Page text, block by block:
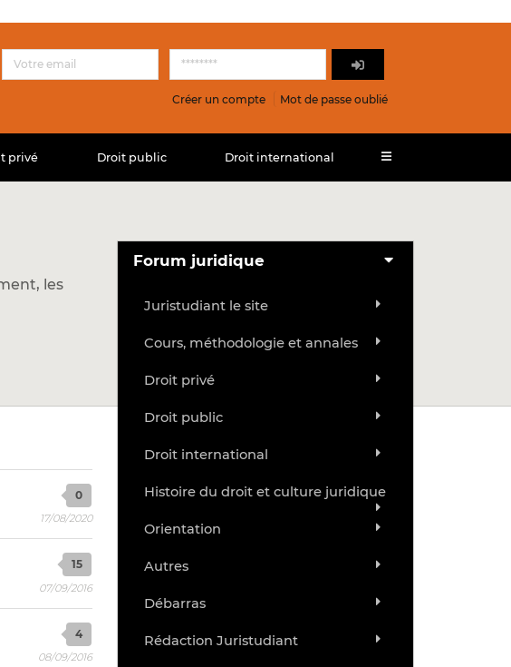
Créer un compte Mot de passe oublié
privé Droit public Droit international
les
0
17/08/2020
15
07/09/2016
4
08/09/2016
Forum juridique
Juristudiant le site
Cours, méthodologie et annales
Droit privé
Droit public
Droit international
Histoire du droit et culture juridique
Orientation
Autres
Débarras
Rédaction Juristudiant